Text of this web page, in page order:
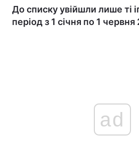
До списку увійшли лише ті
період з 1 січня по 1
ad